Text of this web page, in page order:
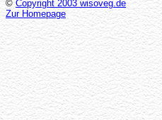
© Copyright 2003 wisoveg.de
Zur Homepage